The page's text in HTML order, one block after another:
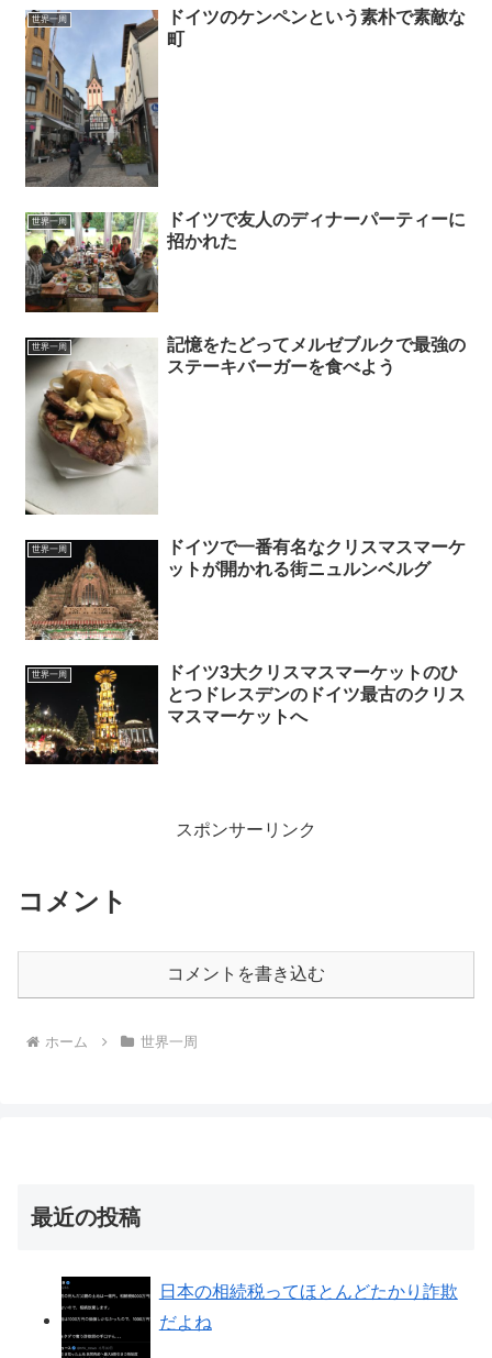
世界一周
ドイツのケンペンという素朴で素敵な
町
世界一周
ドイツで友人のディナーパーティーに
招かれた
世界一周
記憶をたどってメルゼブルクで最強の
ステーキバーガーを食べよう
世界一周
ドイツで一番有名なクリスマスマーケ
ットが開かれる街ニュルンベルグ
世界一周
ドイツ3大クリスマスマーケットのひ
とつドレスデンのドイツ最古のクリス
マスマーケットへ
スポンサーリンク
コメント
コメントを書き込む
ホーム 世界一周
最近の投稿
日本の相続税ってほとんどたかり詐欺
だよね